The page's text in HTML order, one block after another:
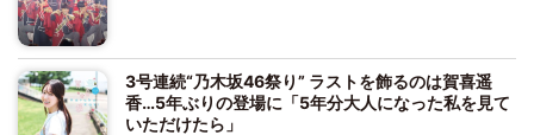
3号連続“乃木坂46祭り” ラストを飾るのは賀喜遥
香…5年ぶりの登場に「5年分大人になった私を見て
いただけたら」